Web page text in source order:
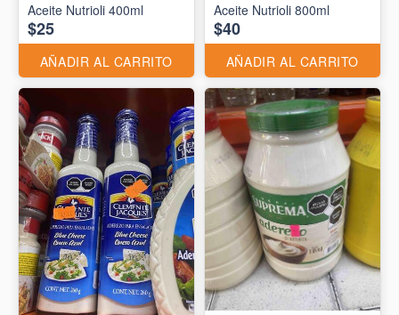
Aceite Nutrioli 400ml
$25
AÑADIR AL CARRITO
Aceite Nutrioli 800ml
$40
AÑADIR AL CARRITO